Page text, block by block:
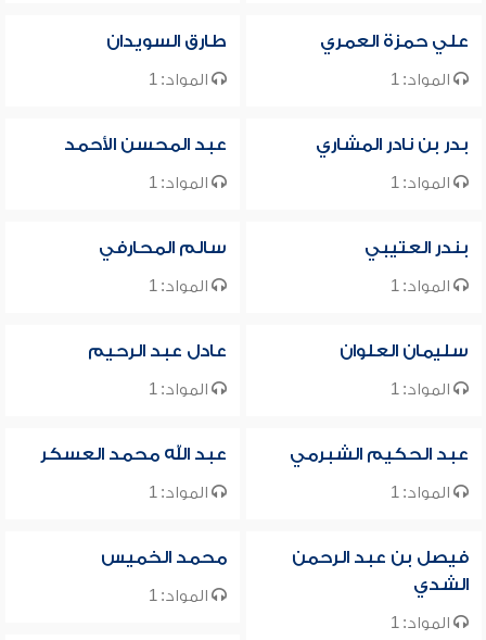
علي حمزة العمري
المواد: 1
طارق السويدان
المواد: 1
بدر بن نادر المشاري
المواد: 1
عبد المحسن الأحمد
المواد: 1
بندر العتيبي
المواد: 1
سالم المحارفي
المواد: 1
سليمان العلوان
المواد: 1
عادل عبد الرحيم
المواد: 1
عبد الحكيم الشبرمي
المواد: 1
عبد الله محمد العسكر
المواد: 1
فيصل بن عبد الرحمن
الشدي
المواد: 1
محمد الخميس
المواد: 1